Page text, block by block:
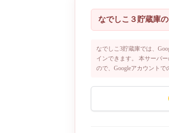
なでしこ３貯蔵庫
なでしこ3貯蔵庫では、
インできます。 本サーバ
ので、Googleアカウントで